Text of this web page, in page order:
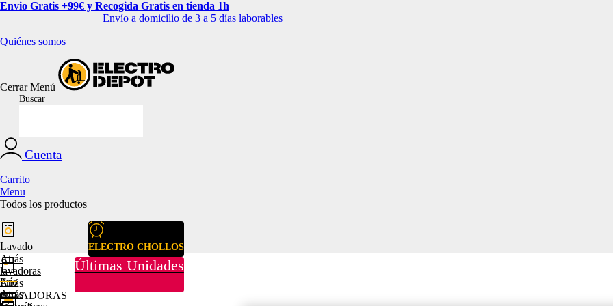
Envio Gratis +99€ y Recogida Gratis en tienda 1h
Envío a domicilio de 3 a 5 días laborables
Quiénes somos
CerrarMenú
Buscar
Cuenta
Carrito
Menu
Todos los productos
ELECTRO CHOLLOS
Últimas Unidades
Lavado
Atrás
lavadoras
Atrás
LAVADORAS
Frío
Atrás